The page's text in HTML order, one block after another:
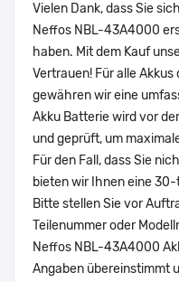
Vielen Dank, dass Sie
Neffos NBL-43A4000
haben. Mit dem Kauf
Vertrauen! Für alle
gewähren wir eine
Akku Batterie wird vor
und geprüft, um
Für den Fall, dass Sie
bieten wir Ihnen eine
Bitte stellen Sie vor
Teilenummer oder
Neffos NBL-43A4000
Angaben übereinstimmt